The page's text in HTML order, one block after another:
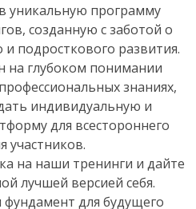
уникальную программу
созданную с заботой о
подросткового развития.
на глубоком понимании
знаниях,
индивидуальную и
для всестороннего
участников.
на наши тренинги и дайте
лучшей версией себя.
для будущего